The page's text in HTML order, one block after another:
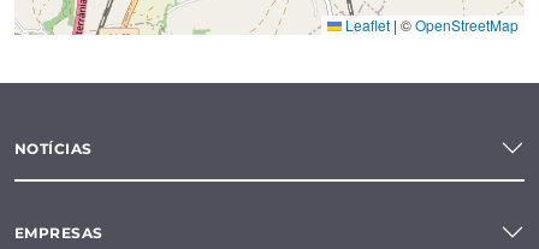
Leaflet | ©OpenStreetMap
NOTÍCIAS
EMPRESAS